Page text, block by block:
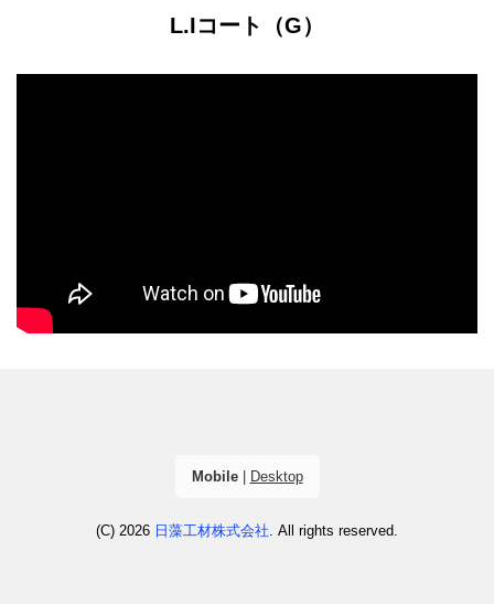
L.Iコート（G）
Mobile| Desktop
(C) 2026 日藻工材株式会社. All rights reserved.